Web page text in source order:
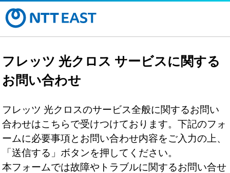
フレッツ 光クロス サービスに関する
お問い合わせ
フレッツ 光クロスのサービス全般に関するお問い
合わせはこちらで受けつけております。下記のフォ
ームに必要事項とお問い合わせ内容をご入力の上、
「送信する」ボタンを押してください。
本フォームでは故障やトラブルに関するお問い合せ